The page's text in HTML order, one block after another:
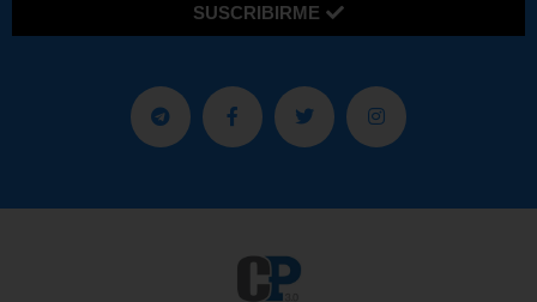
SUSCRIBIRME